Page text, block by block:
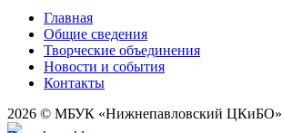
Главная
Общие сведения
Творческие объединения
Новости и события
Контакты
2026 © МБУК «Нижнепавловский ЦКиБО»